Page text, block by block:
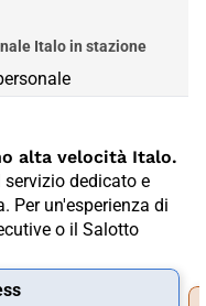
Italo in stazione
alta velocità Italo.
dedicato e
Per un'esperienza di
o il Salotto